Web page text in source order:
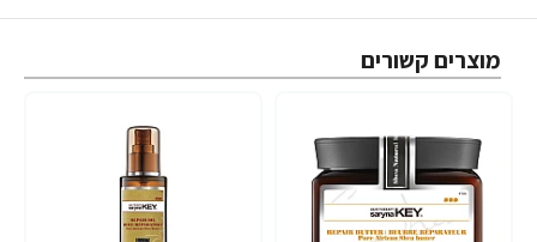
מוצרים קשורים